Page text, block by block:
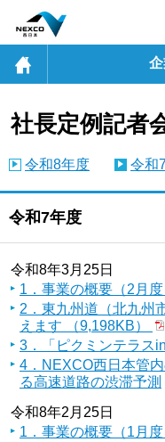
社長定例記者
令和8年度 令和
令和7年度
令和8年3月25日
1．事業の概要（2月
2．東九州道（北九州
えます （9,198KB）
3．「ピクミンテラス
4．NEXCO西日本管
る高速道路の渋滞予測
令和8年2月25日
1．事業の概要（1月